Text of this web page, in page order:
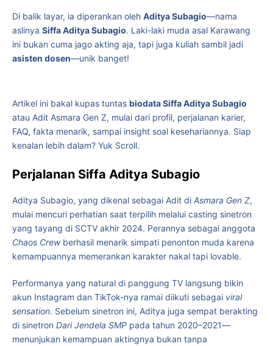
Di balik layar, ia diperankan oleh Aditya Subagio—nama
aslinya Siffa Aditya Subagio. Laki-laki muda asal Karawang
ini bukan cuma jago akting aja, tapi juga kuliah sambil jadi
asisten dosen—unik banget!
Artikel ini bakal kupas tuntas biodata Siffa Aditya Subagio
atau Adit Asmara Gen Z, mulai dari profil, perjalanan karier,
FAQ, fakta menarik, sampai insight soal kesehariannya. Siap
kenalan lebih dalam? Yuk Scroll.
Perjalanan Siffa Aditya Subagio
Aditya Subagio, yang dikenal sebagai Adit di Asmara Gen Z,
mulai mencuri perhatian saat terpilih melalui casting sinetron
yang tayang di SCTV akhir 2024. Perannya sebagai anggota
Chaos Crewberhasil menarik simpati penonton muda karena
kemampuannya memerankan karakter nakal tapi lovable.
Performanya yang natural di panggung TV langsung bikin
akun Instagram dan TikTok-nya ramai diikuti sebagai viral
sensation. Sebelum sinetron ini, Aditya juga sempat berakting
di sinetron Dari Jendela SMP pada tahun 2020–2021—
menunjukan kemampuan aktingnya bukan tanpa